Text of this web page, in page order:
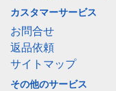
カスタマーサービス
お問合せ
返品依頼
サイトマップ
その他のサービス